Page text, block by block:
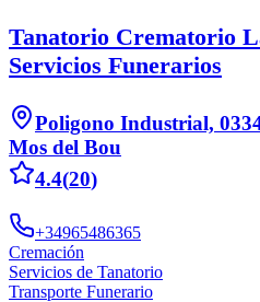
Tanatorio Crematorio
Servicios Funerarios
Poligono Industrial,
Mos del Bou
4.4(20)
+34965486365
Cremación
Servicios de Tanatorio
Transporte Funerario